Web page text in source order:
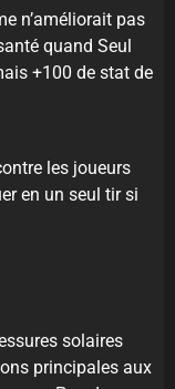
n’améliorait pas
quand Seul
+100 de stat de
les joueurs
en un seul tir si
solaires
principales aux